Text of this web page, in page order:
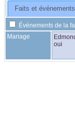
Faits et événements
Événements de la
Mariage
oui